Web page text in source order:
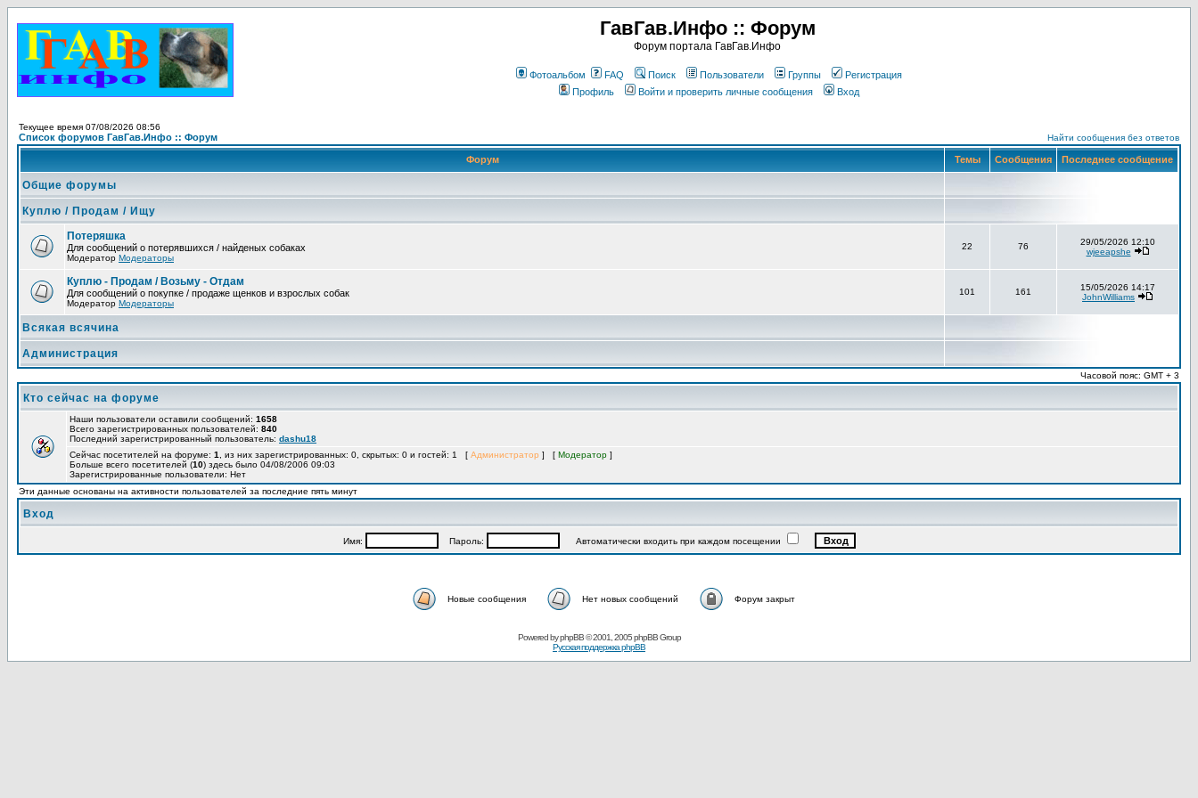
ГавГав.Инфо :: Форум
Форум портала ГавГав.Инфо
Фотоальбом FAQ Поиск Пользователи Группы
Регистрация
Профиль
Войти и проверить личные сообщения Вход
Текущее время 07/08/2026 08:56
Список форумов ГавГав.Инфо :: Форум Найти сообщения без ответов
Форум Темы Сообщения Последнее сообщение
Общие форумы
Куплю / Продам / Ищу
Потеряшка
Для сообщений о потерявшихся / найденых собаках
Модератор Модераторы
22 76
29/05/2026 12:10
wjeeapshe
Куплю - Продам / Возьму - Отдам
Для сообщений о покупке / продаже щенков и взрослых собак
Модератор Модераторы
101 161
15/05/2026 14:17
JohnWilliams
Всякая всячина
Администрация
Часовой пояс: GMT + 3
Кто сейчас на форуме
Наши пользователи оставили сообщений: 1658
Всего зарегистрированных пользователей: 840
Последний зарегистрированный пользователь: dashu18
Сейчас посетителей на форуме: 1 , из них зарегистрированных: 0, скрытых: 0 и гостей: 1 [ Администратор ] [ Модератор ]
Больше всего посетителей (10) здесь было 04/08/2006 09:03
Зарегистрированные пользователи: Нет
Эти данные основаны на активности пользователей за последние пять минут
Вход
Имя: Пароль: Автоматически входить при каждом посещении
Новые сообщения Нет новых сообщений Форум закрыт
Powered byphpBB© 2001, 2005 phpBB Group
Русская поддержка phpBB